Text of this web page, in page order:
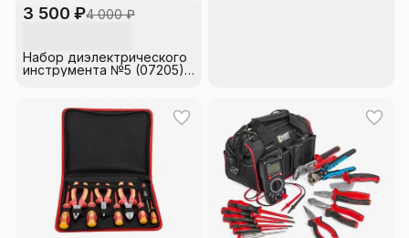
3 500 ₽4 000 ₽
Набор диэлектрического
инструмента №5 (07205)